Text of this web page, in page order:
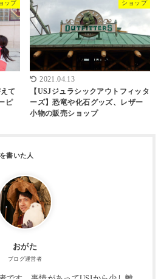
ップ
て
ピ
ショップ
2021.04.13
【USJジュラシックアウトフィッタ
ーズ】恐竜や化石グッズ、レザー
小物の販売ショップ
おがた
ブログ運営者